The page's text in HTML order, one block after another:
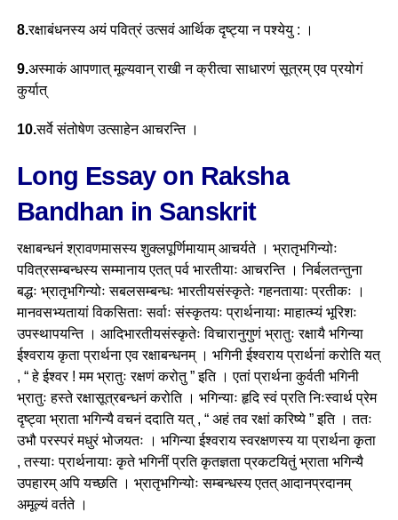
8.रक्षाबंधनस्य अयं पवित्रं उत्सवं आर्थिक दृष्ट्या न पश्येयु : ।
9.अस्माकं आपणात् मूल्यवान् राखी न क्रीत्वा साधारणं सूत्रम् एव प्रयोगं
कुर्यात्
10.सर्वे संतोषेण उत्साहेन आचरन्ति ।
Long Essay on Raksha
Bandhan in Sanskrit
रक्षाबन्धनं श्रावणमासस्य शुक्लपूर्णिमायाम् आचर्यते । भ्रातृभगिन्योः
पवित्रसम्बन्धस्य सम्मानाय एतत् पर्व भारतीयाः आचरन्ति । निर्बलतन्तुना
बद्धः भ्रातृभगिन्योः सबलसम्बन्धः भारतीयसंस्कृतेः गहनतायाः प्रतीकः ।
मानवसभ्यतायां विकसिताः सर्वाः संस्कृतयः प्रार्थनायाः माहात्म्यं भूरिशः
उपस्थापयन्ति । आदिभारतीयसंस्कृतेः विचारानुगुणं भ्रातुः रक्षायै भगिन्या
ईश्वराय कृता प्रार्थना एव रक्षाबन्धनम् । भगिनी ईश्वराय प्रार्थनां करोति यत्
, “ हे ईश्वर ! मम भ्रातुः रक्षणं करोतु ” इति । एतां प्रार्थना कुर्वती भगिनी
भ्रातुः हस्ते रक्षासूत्रबन्धनं करोति । भगिन्याः हृदि स्वं प्रति निःस्वार्थ प्रेम
दृष्ट्वा भ्राता भगिन्यै वचनं ददाति यत् , “ अहं तव रक्षां करिष्ये ” इति । ततः
उभौ परस्परं मधुरं भोजयतः । भगिन्या ईश्वराय स्वरक्षणस्य या प्रार्थना कृता
, तस्याः प्रार्थनायाः कृते भगिनीं प्रति कृतज्ञता प्रकटयितुं भ्राता भगिन्यै
उपहारम् अपि यच्छति । भ्रातृभगिन्योः सम्बन्धस्य एतत् आदानप्रदानम्
अमूल्यं वर्तते ।